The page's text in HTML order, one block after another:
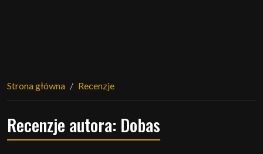
Strona główna Recenzje
Recenzje autora: Dobas